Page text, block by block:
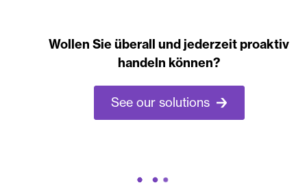
Wollen Sie überall und jederzeit proaktiv
handeln können?
See our solutions